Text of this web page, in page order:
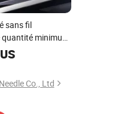
sans fil
minimum
Co., Ltd